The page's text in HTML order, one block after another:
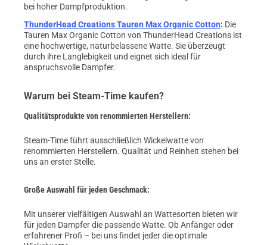
bei hoher Dampfproduktion.
ThunderHead Creations Tauren Max Organic Cotton: Die
Tauren Max Organic Cotton von ThunderHead Creations ist
eine hochwertige, naturbelassene Watte. Sie überzeugt
durch ihre Langlebigkeit und eignet sich ideal für
anspruchsvolle Dampfer.
Warum bei Steam-Time kaufen?
Qualitätsprodukte von renommierten Herstellern:
Steam-Time führt ausschließlich Wickelwatte von
renommierten Herstellern. Qualität und Reinheit stehen bei
uns an erster Stelle.
Große Auswahl für jeden Geschmack:
Mit unserer vielfältigen Auswahl an Wattesorten bieten wir
für jeden Dampfer die passende Watte. Ob Anfänger oder
erfahrener Profi – bei uns findet jeder die optimale